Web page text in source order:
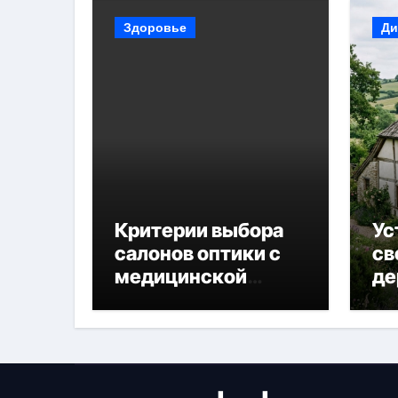
Здоровье
Критерии выбора
салонов оптики с
медицинской
диагностикой